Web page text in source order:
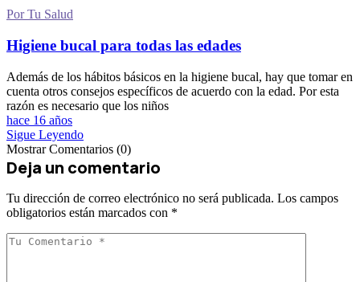
Por Tu Salud
Higiene bucal para todas las edades
Además de los hábitos básicos en la higiene bucal, hay que tomar en
cuenta otros consejos específicos de acuerdo con la edad. Por esta
razón es necesario que los niños
hace 16 años
Sigue Leyendo
Mostrar Comentarios (0)
Deja un comentario
Tu dirección de correo electrónico no será publicada. Los campos
obligatorios están marcados con *